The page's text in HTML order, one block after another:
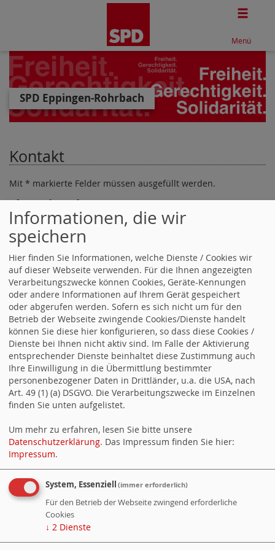
Menü
SPD Eppingen-Rohrbach
Kontakt
Mit * markierte Felder müssen ausgefüllt werden.
Ihre Eingaben
Name *
Email *
Nachricht *
Besucher:6
28
Online:
3
Informationen, die wir
speichern
Hier finden Sie Informationen, welche Dienste / Cookies wir
auf dieser Webseite verwenden. Für die Ihnen angezeigten
Verarbeitungszwecke können Cookies, Geräte-Kennungen
oder andere Informationen auf Ihrem Gerät gespeichert
oder abgerufen werden. Sofern es sich nicht um für den
Betrieb der Webseite zwingende Cookies/Dienste handelt
können Sie diese hier konfigurieren, so dass diese Cookies /
Dienste bei Ihnen nicht aktiv sind. Im Falle der Aktivierung
entsprechender Dienste beinhaltet diese Zustimmung auch
Ihre Einwilligung in die Übermittlung bestimmter
personenbezogener Daten in Drittländer, u.a. die USA, nach
Art. 49 (1) (a) DSGVO. Die Verarbeitungszwecke im Einzelnen
finden Sie unten aufgelistet.
Um mehr zu erfahren, lesen Sie bitte unsere
Datenschutzerklärung. Das Impressum finden Sie hier:
Impressum.
System, Essenziell (immer erforderlich)
Für den Betrieb der Webseite zwingend erforderliche
Cookies
↓ 2 Dienste